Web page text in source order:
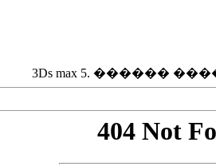
3Ds max 5. ������